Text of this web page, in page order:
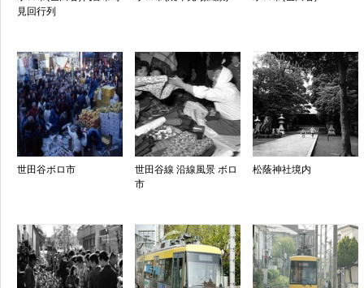
見回行列
世田谷ボロ市
世田谷線 沿線風景 ボロ
市
松蔭神社境内